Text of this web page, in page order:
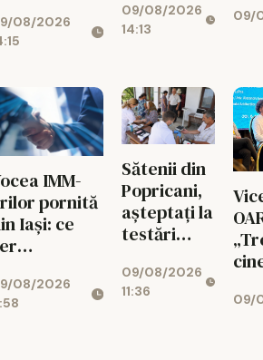
de
de euro
08/2026
critic în
județul Iași
09/08/2026
14:13
09/
IMM-
pornită
Iași: ce
la noul
UE
08/2026
Sătenii din
Popricani,
așteptați la
testări
gratuite
09/08/2026
11:36
09/